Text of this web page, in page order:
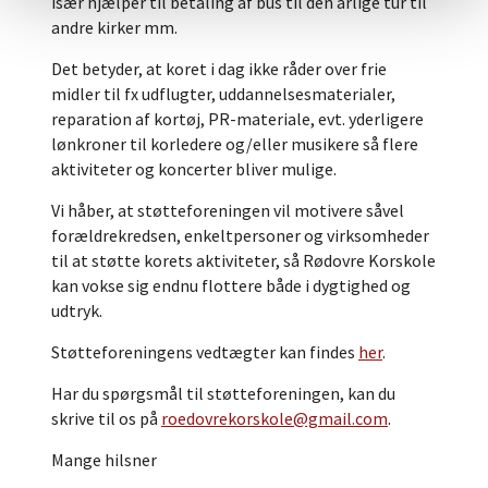
andre kirker mm.
Det betyder, at koret i dag ikke råder over frie
midler til fx udflugter, uddannelsesmaterialer,
reparation af kortøj, PR-materiale, evt. yderligere
lønkroner til korledere og/eller musikere så flere
aktiviteter og koncerter bliver mulige.
Vi håber, at støtteforeningen vil motivere såvel
forældrekredsen, enkeltpersoner og virksomheder
til at støtte korets aktiviteter, så Rødovre Korskole
kan vokse sig endnu flottere både i dygtighed og
udtryk.
Støtteforeningens vedtægter kan findes her.
Har du spørgsmål til støtteforeningen, kan du
skrive til os på roedovrekorskole@gmail.com.
Mange hilsner